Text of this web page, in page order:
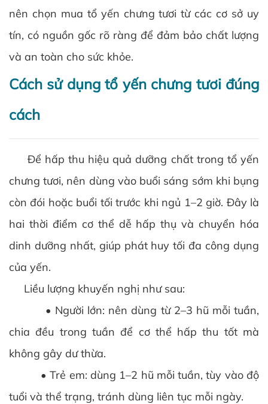
nên chọn mua tổ yến chưng tươi từ các cơ sở uy
tín, có nguồn gốc rõ ràng để đảm bảo chất lượng
và an toàn cho sức khỏe.
Cách sử dụng tổ yến chưng tươi đúng
cách
Để hấp thu hiệu quả dưỡng chất trong tổ yến
chưng tươi, nên dùng vào buổi sáng sớm khi bụng
còn đói hoặc buổi tối trước khi ngủ 1–2 giờ. Đây là
hai thời điểm cơ thể dễ hấp thụ và chuyển hóa
dinh dưỡng nhất, giúp phát huy tối đa công dụng
của yến.
Liều lượng khuyến nghị như sau:
• Người lớn: nên dùng từ 2–3 hũ mỗi tuần,
chia đều trong tuần để cơ thể hấp thu tốt mà
không gây dư thừa.
• Trẻ em: dùng 1–2 hũ mỗi tuần, tùy vào độ
tuổi và thể trạng, tránh dùng liên tục mỗi ngày.